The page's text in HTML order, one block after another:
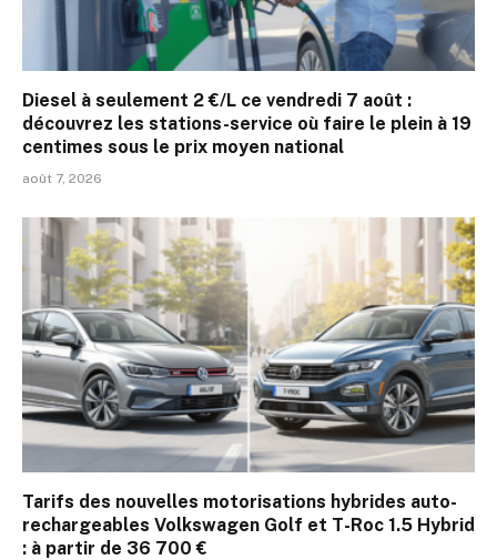
Diesel à seulement 2 €/L ce vendredi 7 août :
découvrez les stations-service où faire le plein à 19
centimes sous le prix moyen national
août 7, 2026
Tarifs des nouvelles motorisations hybrides auto-
rechargeables Volkswagen Golf et T-Roc 1.5 Hybrid
: à partir de 36 700 €